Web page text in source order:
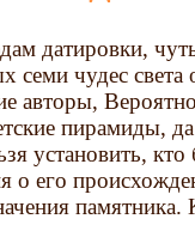
датировки,
семи чудес
авторы,
пирамиды,
установить,
о его
памятника.